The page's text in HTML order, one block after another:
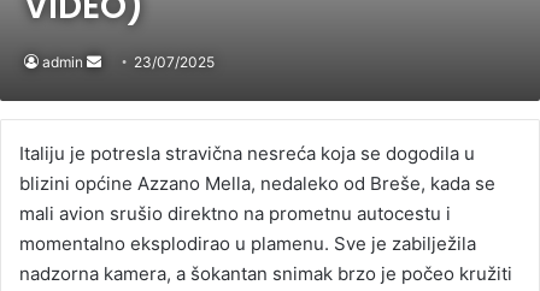
admin
Send
email
23/07/2025
Italiju je potresla stravična nesreća koja se dogodila u
blizini općine Azzano Mella, nedaleko od Breše, kada se
mali avion srušio direktno na prometnu autocestu i
momentalno eksplodirao u plamenu. Sve je zabilježila
nadzorna kamera, a šokantan snimak brzo je počeo kružiti